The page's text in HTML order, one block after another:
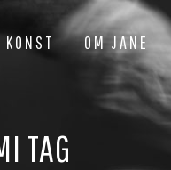
KONST OM JANE
TAG